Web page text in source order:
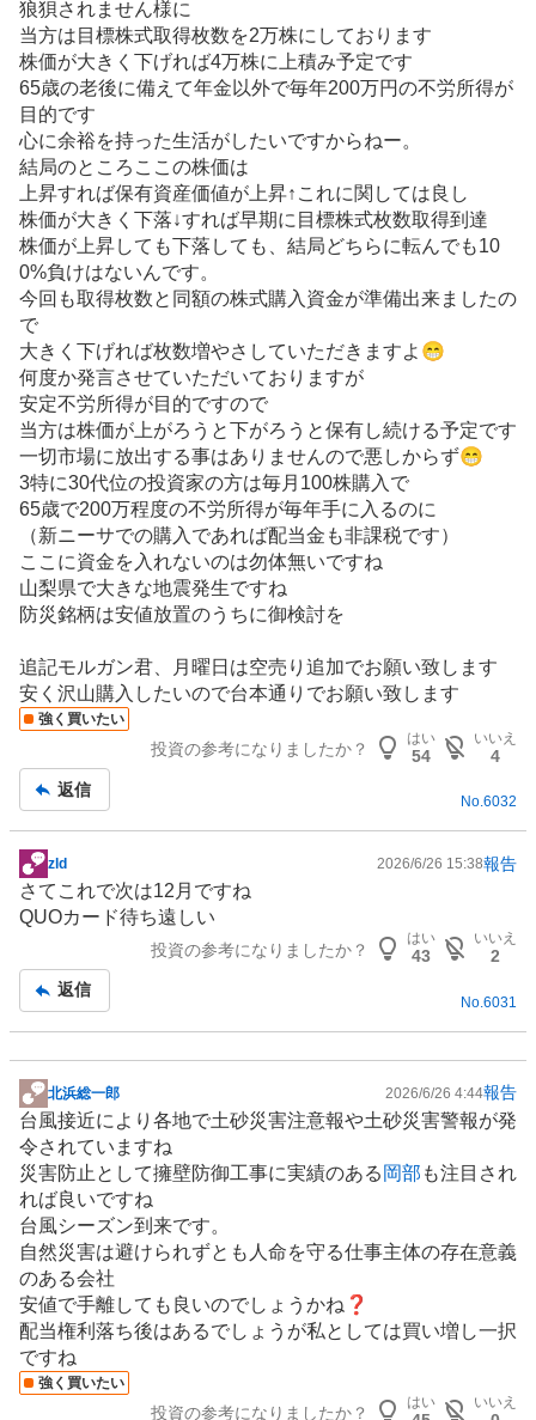
狼狽されません様に
当方は目標株式取得枚数を2万株にしております
株価が大きく下げれば4万株に上積み予定です
65歳の老後に備えて年金以外で毎年200万円の不労所得が
目的です
心に余裕を持った生活がしたいですからねー。
結局のところここの株価は
上昇すれば保有資産価値が上昇↑これに関しては良し
株価が大きく下落↓すれば早期に目標株式枚数取得到達
株価が上昇しても下落しても、結局どちらに転んでも10
0%負けはないんです。
今回も取得枚数と同額の株式購入資金が準備出来ましたの
で
大きく下げれば枚数増やさしていただきますよ😁
何度か発言させていただいておりますが
安定不労所得が目的ですので
当方は株価が上がろうと下がろうと保有し続ける予定です
一切市場に放出する事はありませんので悪しからず😁
3特に30代位の投資家の方は毎月100株購入で
65歳で200万程度の不労所得が毎年手に入るのに
（新ニーサでの購入であれば配当金も非課税です）
ここに資金を入れないのは勿体無いですね
山梨県で大きな地震発生ですね
防災銘柄は安値放置のうちに御検討を
追記モルガン君、月曜日は空売り追加でお願い致します
安く沢山購入したいので台本通りでお願い致します
強く買いたい
投資の参考になりましたか？
はい
54
いいえ
4
返信
No.6032
掲
示
板
zld 2026/6/26 15:38報告
さてこれで次は12月ですね
QUOカード待ち遠しい
投資の参考になりましたか？
はい
43
いいえ
2
返信
No. 6031
掲
示
板
記
事
北浜総一郎 2026/6/26 4:44報告
台風接近により各地で土砂災害注意報や土砂災害警報が発
令されていますね
災害防止として擁壁防御工事に実績のある 岡部 も注目され
れば良いですね
台風シーズン到来です。
自然災害は避けられずとも人命を守る仕事主体の存在意義
のある会社
安値で手離しても良いのでしょうかね❓️
配当権利落ち後はあるでしょうが私としては買い増し一択
ですね
強く買いたい
投資の参考になりましたか？
はい いいえ